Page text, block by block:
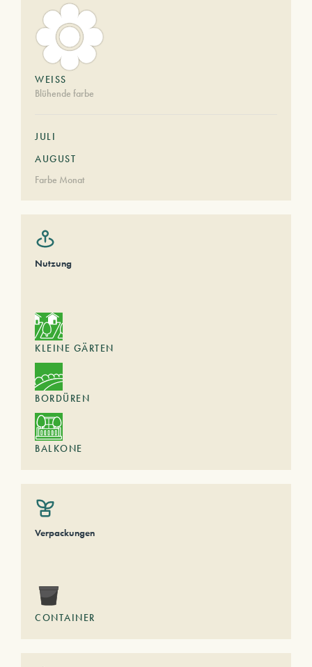
WEISS
Blühende farbe
JULI
AUGUST
Farbe Monat
Nutzung
KLEINE GÄRTEN
BORDÜREN
BALKONE
Verpackungen
CONTAINER